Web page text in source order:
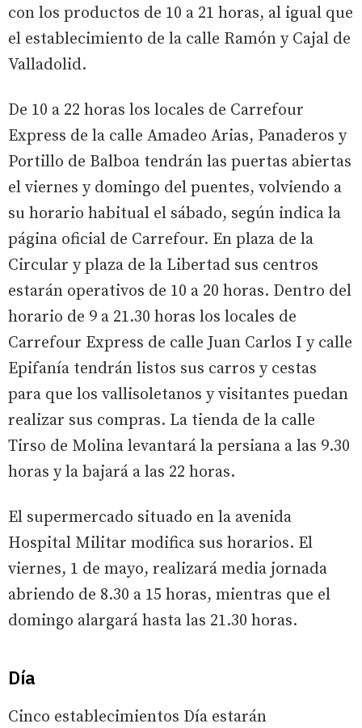
con los productos de 10 a 21 horas, al igual que
el establecimiento de la calle Ramón y Cajal de
Valladolid.
De 10 a 22 horas los locales de Carrefour
Express de la calle Amadeo Arias, Panaderos y
Portillo de Balboa tendrán las puertas abiertas
el viernes y domingo del puentes, volviendo a
su horario habitual el sábado, según indica la
página oficial de Carrefour. En plaza de la
Circular y plaza de la Libertad sus centros
estarán operativos de 10 a 20 horas. Dentro del
horario de 9 a 21.30 horas los locales de
Carrefour Express de calle Juan Carlos I y calle
Epifanía tendrán listos sus carros y cestas
para que los vallisoletanos y visitantes puedan
realizar sus compras. La tienda de la calle
Tirso de Molina levantará la persiana a las 9.30
horas y la bajará a las 22 horas.
El supermercado situado en la avenida
Hospital Militar modifica sus horarios. El
viernes, 1 de mayo, realizará media jornada
abriendo de 8.30 a 15 horas, mientras que el
domingo alargará hasta las 21.30 horas.
Día
Cinco establecimientos Día estarán